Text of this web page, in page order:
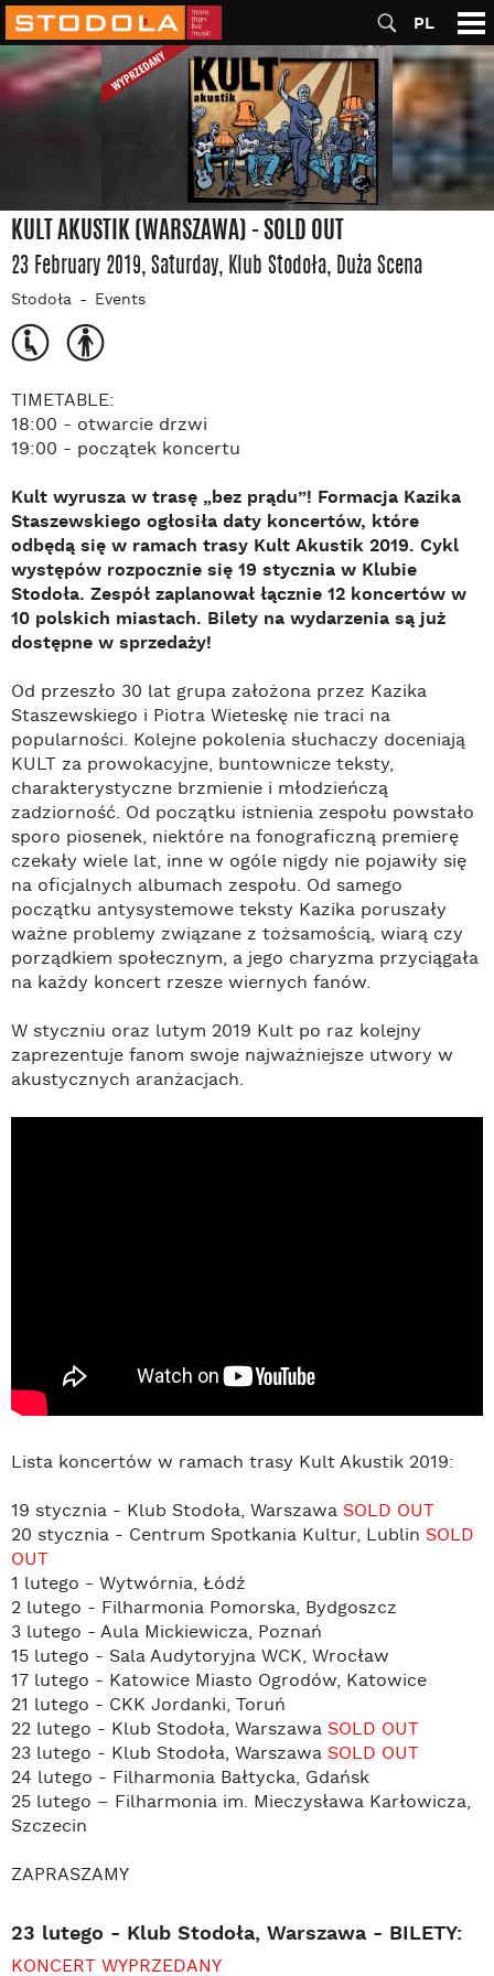
PL
KULT AKUSTIK (WARSZAWA) - SOLD OUT
23 February 2019, Saturday, Klub Stodoła, Duża Scena
Stodoła Events
TIMETABLE:
18:00 - otwarcie drzwi
19:00 - początek koncertu
Kult wyrusza w trasę „bez prądu”! Formacja Kazika
Staszewskiego ogłosiła daty koncertów, które
odbędą się w ramach trasy Kult Akustik 2019. Cykl
występów rozpocznie się 19 stycznia w Klubie
Stodoła. Zespół zaplanował łącznie 12 koncertów w
10 polskich miastach. Bilety na wydarzenia są już
dostępne w sprzedaży!
Od przeszło 30 lat grupa założona przez Kazika
Staszewskiego i Piotra Wieteskę nie traci na
popularności. Kolejne pokolenia słuchaczy doceniają
KULT za prowokacyjne, buntownicze teksty,
charakterystyczne brzmienie i młodzieńczą
zadziorność. Od początku istnienia zespołu powstało
sporo piosenek, niektóre na fonograficzną premierę
czekały wiele lat, inne w ogóle nigdy nie pojawiły się
na oficjalnych albumach zespołu. Od samego
początku antysystemowe teksty Kazika poruszały
ważne problemy związane z tożsamością, wiarą czy
porządkiem społecznym, a jego charyzma przyciągała
na każdy koncert rzesze wiernych fanów.
W styczniu oraz lutym 2019 Kult po raz kolejny
zaprezentuje fanom swoje najważniejsze utwory w
akustycznych aranżacjach.
Lista koncertów w ramach trasy Kult Akustik 2019:
19 stycznia - Klub Stodoła, Warszawa SOLD OUT
20 stycznia - Centrum Spotkania Kultur, Lublin SOLD
OUT
1 lutego - Wytwórnia, Łódź
2 lutego - Filharmonia Pomorska, Bydgoszcz
3 lutego - Aula Mickiewicza, Poznań
15 lutego - Sala Audytoryjna WCK, Wrocław
17 lutego - Katowice Miasto Ogrodów, Katowice
21 lutego - CKK Jordanki, Toruń
22 lutego - Klub Stodoła, Warszawa SOLD OUT
23 lutego - Klub Stodoła, Warszawa SOLD OUT
24 lutego - Filharmonia Bałtycka, Gdańsk
25 lutego – Filharmonia im. Mieczysława Karłowicza,
Szczecin
ZAPRASZAMY
23 lutego - Klub Stodoła, Warszawa - BILETY:
KONCERT WYPRZEDANY